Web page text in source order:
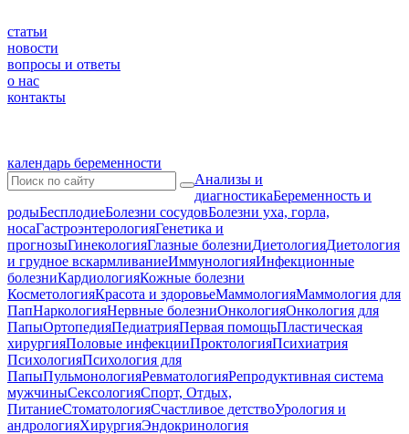
статьи
новости
вопросы и ответы
о нас
контакты
календарь беременности
Анализы и
диагностикаБеременность и
родыБесплодиеБолезни сосудовБолезни уха, горла,
носаГастроэнтерологияГенетика и
прогнозыГинекологияГлазные болезниДиетологияДиетология
и грудное вскармливаниеИммунологияИнфекционные
болезниКардиологияКожные болезни
КосметологияКрасота и здоровьеМаммологияМаммология для
ПапНаркологияНервные болезниОнкологияОнкология для
ПапыОртопедияПедиатрияПервая помощьПластическая
хирургияПоловые инфекцииПроктологияПсихиатрия
ПсихологияПсихология для
ПапыПульмонологияРевматологияРепродуктивная система
мужчиныСексологияСпорт, Отдых,
ПитаниеСтоматологияСчастливое детствоУрология и
андрологияХирургияЭндокринология